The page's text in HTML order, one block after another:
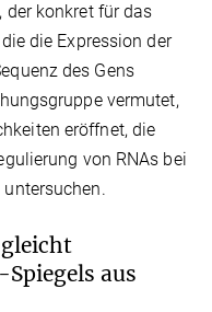
der konkret für das
die Expression der
des Gens
vermutet,
eröffnet, die
von RNAs bei
aus